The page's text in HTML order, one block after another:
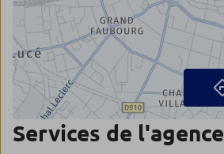
Services de l'agence